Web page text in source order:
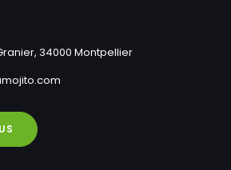
34000 Montpellier